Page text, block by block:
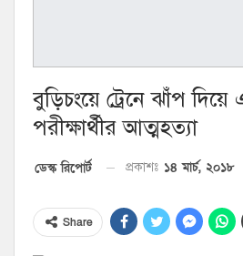
বুড়িচংয়ে ট্রেনে ঝাঁপ
পরীক্ষার্থীর আত্মহত্যা
ডেস্ক রিপোর্ট প্রকাশঃ ১৪ মার্চ, ২০১৮
Share